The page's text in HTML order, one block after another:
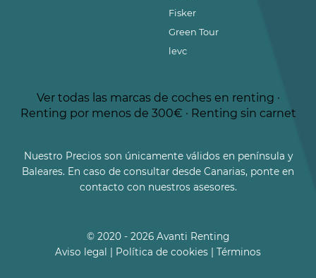
Fisker
Green Tour
levc
Ver todas las marcas de coches en renting ·
Renting por menos de 300€ · Renting sin carnet
Nuestro Precios son únicamente válidos en península y
Baleares. En caso de consultar desde Canarias, ponte en
contacto con nuestros asesores.
© 2020 - 2026 Avanti Renting
Aviso legal
Política de cookies Términos